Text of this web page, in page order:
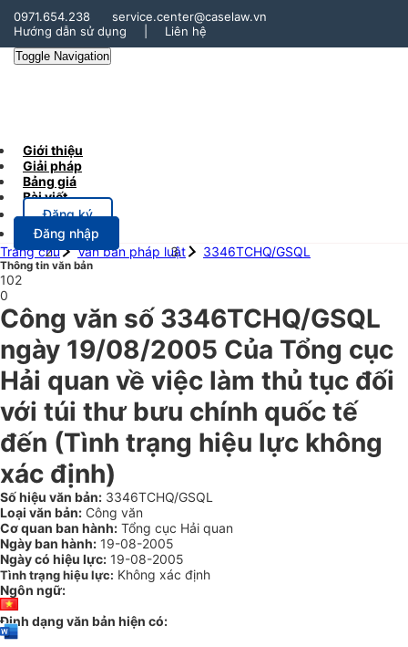
0971.654.238
service.center@caselaw.vn
Hướng dẫn sử dụng
Liên hệ
Toggle Navigation
Giới thiệu
Giải pháp
Bảng giá
Bài viết
Đăng ký
Đăng nhập
Trang chủ
Văn bản pháp luật 3346TCHQ/GSQL
Thông tin văn bản
102
0
Công văn số 3346TCHQ/GSQL
ngày 19/08/2005 Của Tổng cục
Hải quan về việc làm thủ tục đối
với túi thư bưu chính quốc tế
đến (Tình trạng hiệu lực không
xác định)
Số hiệu văn bản: 3346TCHQ/GSQL
Loại văn bản: Công văn
Cơ quan ban hành: Tổng cục Hải quan
Ngày ban hành: 19-08-2005
Ngày có hiệu lực: 19-08-2005
Tình trạng hiệu lực: Không xác định
Ngôn ngữ:
Định dạng văn bản hiện có: